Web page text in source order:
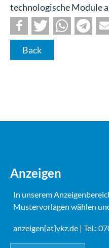
technologische Module
Back
Anzeigen
In unserem
Mustervorlagen wählen
anzeigen[at]vkz.de | Tel.: